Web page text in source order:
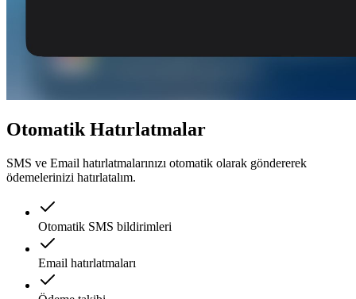
Otomatik Hatırlatmalar
SMS ve Email hatırlatmalarınızı otomatik olarak göndererek
ödemelerinizi hatırlatalım.
Otomatik SMS bildirimleri
Email hatırlatmaları